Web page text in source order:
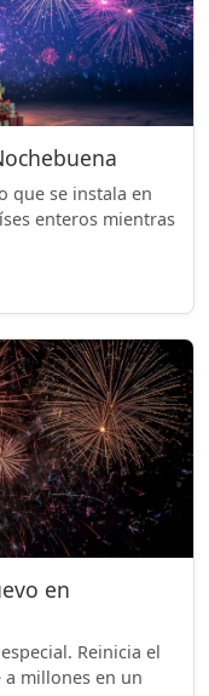
que se instala en
enteros mientras
en
Reinicia el
a millones en un